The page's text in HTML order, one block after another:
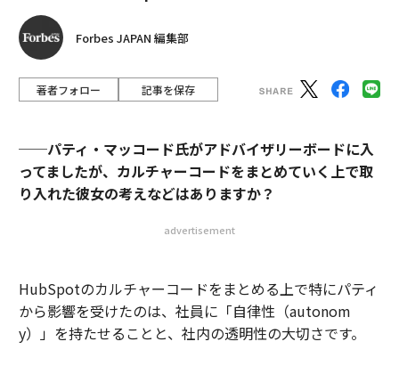
Forbes JAPAN 編集部
著者フォロー 記事を保存
──パティ・マッコード氏がアドバイザリーボードに入
ってましたが、カルチャーコードをまとめていく上で取
り入れた彼女の考えなどはありますか？
advertisement
HubSpotのカルチャーコードをまとめる上で特にパティ
から影響を受けたのは、社員に「自律性（autonom
y）」を持たせることと、社内の透明性の大切さです。